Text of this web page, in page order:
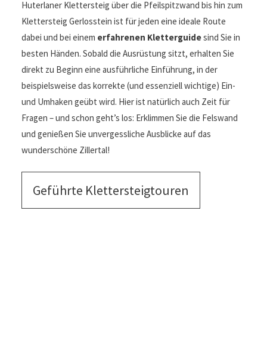
Huterlaner Klettersteig über die Pfeilspitzwand bis hin zum
Klettersteig Gerlosstein ist für jeden eine ideale Route
dabei und bei einem erfahrenen Kletterguidesind Sie in
besten Händen. Sobald die Ausrüstung sitzt, erhalten Sie
direkt zu Beginn eine ausführliche Einführung, in der
beispielsweise das korrekte (und essenziell wichtige) Ein-
und Umhaken geübt wird. Hier ist natürlich auch Zeit für
Fragen – und schon geht’s los: Erklimmen Sie die Felswand
und genießen Sie unvergessliche Ausblicke auf das
wunderschöne Zillertal!
Geführte Klettersteigtouren